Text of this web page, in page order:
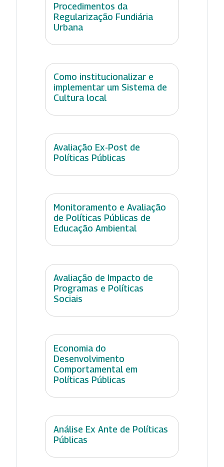
Procedimentos da
Regularização Fundiária
Urbana
Como institucionalizar e
implementar um Sistema de
Cultura local
Avaliação Ex-Post de
Políticas Públicas
Monitoramento e Avaliação
de Políticas Públicas de
Educação Ambiental
Avaliação de Impacto de
Programas e Políticas
Sociais
Economia do
Desenvolvimento
Comportamental em
Políticas Públicas
Análise Ex Ante de Políticas
Públicas